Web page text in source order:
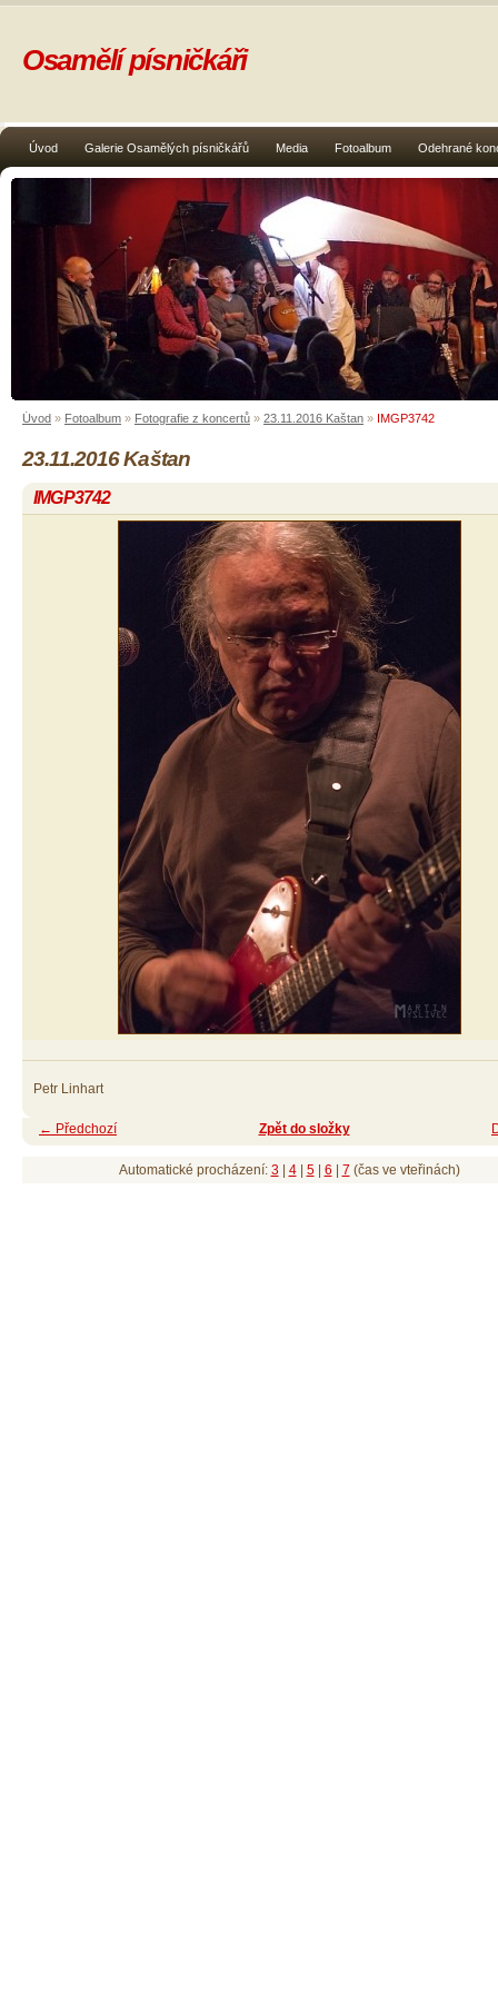
Úvod Galerie Osamělých písničkářů Media Fotoalbum Odehrané
Osamělí písničkáři
Úvod » Fotoalbum » Fotografie z koncertů » 23.11.2016 Kaštan » IMGP3742
23.11.2016 Kaštan
IMGP3742
Petr Linhart
← Předchozí Zpět do složky
Automatické procházení: 3| 4| 5| 6 7 (čas ve vteřinách)